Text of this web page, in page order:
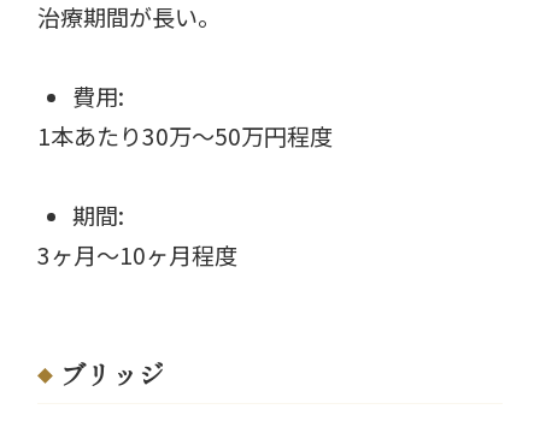
治療期間が長い。
費用:
1本あたり30万〜50万円程度
期間:
3ヶ月〜10ヶ月程度
ブリッジ